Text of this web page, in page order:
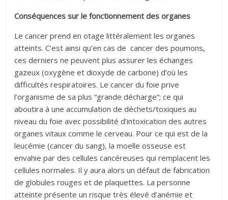
Conséquences sur le fonctionnement des organes
Le cancer prend en otage littéralement les organes
atteints. C’est ainsi qu’en cas de cancer des poumons,
ces derniers ne peuvent plus assurer les échanges
gazeux (oxygène et dioxyde de carbone) d’où les
difficultés respiratoires. Le cancer du foie prive
l’organisme de sa plus “grande décharge”; ce qui
aboutira à une accumulation de déchets/toxiques au
niveau du foie avec possibilité d’intoxication des autres
organes vitaux comme le cerveau. Pour ce qui est de la
leucémie (cancer du sang), la moelle osseuse est
envahie par des cellules cancéreuses qui remplacent les
cellules normales. Il y aura alors un défaut de fabrication
de globules rouges et de plaquettes. La personne
atteinte présente un risque très élevé d’anémie et